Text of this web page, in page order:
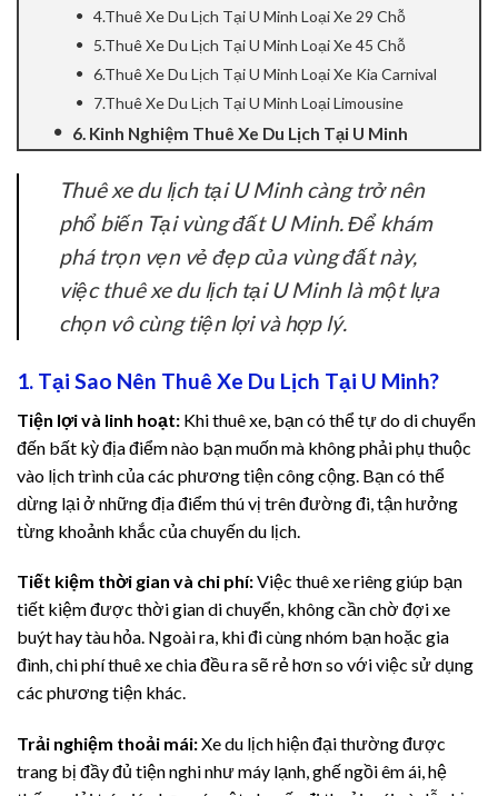
al
4.Thuê Xe Du Lịch Tại U Minh Loại Xe 29 Chỗ
5.Thuê Xe Du Lịch Tại U Minh Loại Xe 45 Chỗ
6.Thuê Xe Du Lịch Tại U Minh Loại Xe Kia Carnival
7.Thuê Xe Du Lịch Tại U Minh Loại Limousine
6. Kinh Nghiệm Thuê Xe Du Lịch Tại U Minh
Thuê xe du lịch tại U Minh càng trở nên
phổ biến Tại vùng đất U Minh. Để khám
phá trọn vẹn vẻ đẹp của vùng đất này,
việc thuê xe du lịch tại U Minh là một lựa
chọn vô cùng tiện lợi và hợp lý.
1. Tại Sao Nên Thuê Xe Du Lịch Tại U Minh?
Tiện lợi và linh hoạt: Khi thuê xe, bạn có thể tự do di chuyển
đến bất kỳ địa điểm nào bạn muốn mà không phải phụ thuộc
vào lịch trình của các phương tiện công cộng. Bạn có thể
dừng lại ở những địa điểm thú vị trên đường đi, tận hưởng
từng khoảnh khắc của chuyến du lịch.
Tiết kiệm thời gian và chi phí:Việc thuê xe riêng giúp bạn
tiết kiệm được thời gian di chuyển, không cần chờ đợi xe
buýt hay tàu hỏa. Ngoài ra, khi đi cùng nhóm bạn hoặc gia
đình, chi phí thuê xe chia đều ra sẽ rẻ hơn so với việc sử dụng
các phương tiện khác.
Trải nghiệm thoải mái:Xe du lịch hiện đại thường được
trang bị đầy đủ tiện nghi như máy lạnh, ghế ngồi êm ái, hệ